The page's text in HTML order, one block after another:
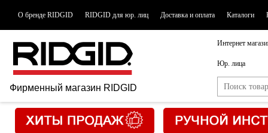
О бренде RIDGID RIDGID для юр. лиц Доставка и оплата Каталоги
Фирменный магазин RIDGID
Интернет
Юр. лица